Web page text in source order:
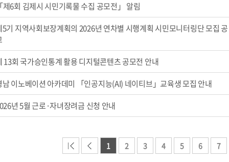
제6회 김제시 시민기록물 수집 공모전」 알림
5기 지역사회보장계획의 2026년 연차별 시행계획 시민모니터링단 모집 공
13회 국가승인통계 활용 디지털콘텐츠 공모전 안내
남 이노베이션 아카데미 「인공지능(AI) 네이티브」교육생 모집 안내
년 5월 근로·자녀장려금 신청 안내
1 2 3 4 5 6 7